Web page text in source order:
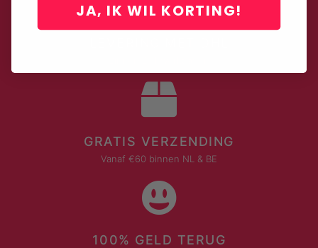
GRATIS VERZENDING
Vanaf €60 binnen NL & BE
100% GELD TERUG
JA, IK WIL KORTING!